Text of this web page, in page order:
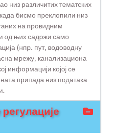
низ различитих тематских
бисмо преклопили низ
на провидним
од њих садржи само
(нпр. пут, водоводну
мрежу, канализациона
информацији којој се
припада низ података